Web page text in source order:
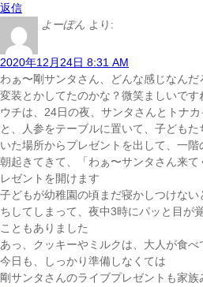
返信
よーぽん より:
2020年12月24日 8:31 AM
わぁ〜剛サンタさん、どんな感じなんだ
変装とかしてたのかな？微笑ましいです
ウチは、24日の夜、サンタさんとトナ
と、人参をテーブルに置いて、子ども
いた場所からプレゼントを出して、一
朝起きてきて、「わぁ〜サンタさん来
レゼントを開けます
子どもが幼稚園の頃まだ寝かしつけな
ちしてしまって、夜中3時にパッと目が
こともありました
あっ、クッキーやミルクは、大人が食べ
今日も、しっかり準備しなくては
剛サンタさんのライブプレゼントも家